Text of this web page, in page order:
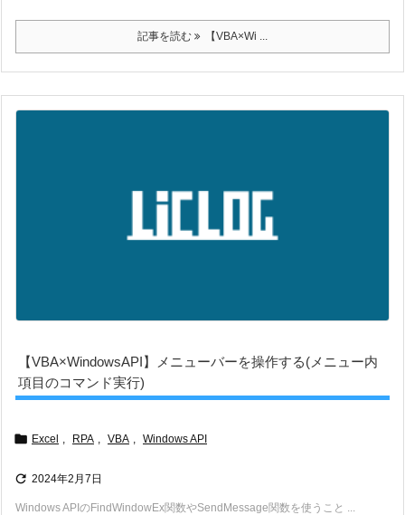
記事を読む 【VBA×Wi ...
【VBA×WindowsAPI】メニューバーを操作する(メニュー内
項目のコマンド実行)
 Excel , RPA , VBA , Windows API
 2024年2月7日
Windows APIのFindWindowEx関数やSendMessage関数を使うこと ...